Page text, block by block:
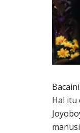
Hal itu